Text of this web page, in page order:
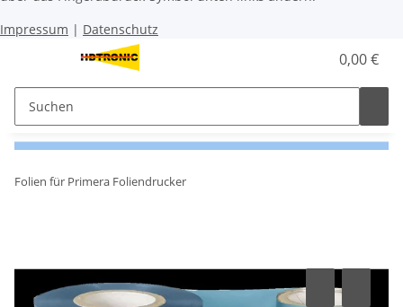
Impressum | Datenschutz
0,00 €
Folien für Primera Foliendrucker